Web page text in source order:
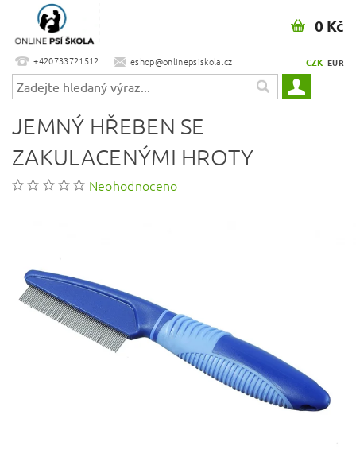
+420733721512 eshop@onlinepsiskola.cz CZK EUR
0 Kč
JEMNÝ HŘEBEN SE
ZAKULACENÝMI HROTY
Neohodnoceno